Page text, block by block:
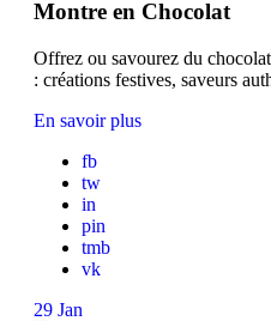
Montre en Chocolat
Offrez ou savourez du
: créations festives, saveurs
En savoir plus
fb
tw
in
pin
tmb
vk
29 Jan